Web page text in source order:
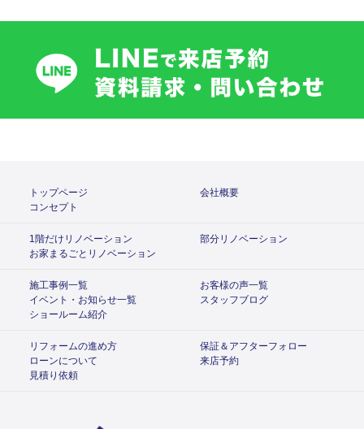
トップページ
会社概要
コンセプト
1階だけリノベーション
部分リノベーション
お家まるごとリノベーション
施工事例一覧
お客様の声一覧
イベント・お知らせ一覧
スタッフブログ
ショールーム紹介
リフォームの進め方
保証＆アフターフォロー
ローンについて
来店予約
見積り依頼